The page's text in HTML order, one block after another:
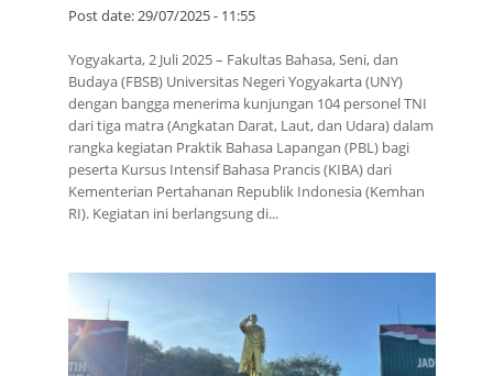
Post date:29/07/2025 - 11:55
Yogyakarta, 2 Juli 2025 – Fakultas Bahasa, Seni, dan
Budaya (FBSB) Universitas Negeri Yogyakarta (UNY)
dengan bangga menerima kunjungan 104 personel TNI
dari tiga matra (Angkatan Darat, Laut, dan Udara) dalam
rangka kegiatan Praktik Bahasa Lapangan (PBL) bagi
peserta Kursus Intensif Bahasa Prancis (KIBA) dari
Kementerian Pertahanan Republik Indonesia (Kemhan
RI). Kegiatan ini berlangsung di...